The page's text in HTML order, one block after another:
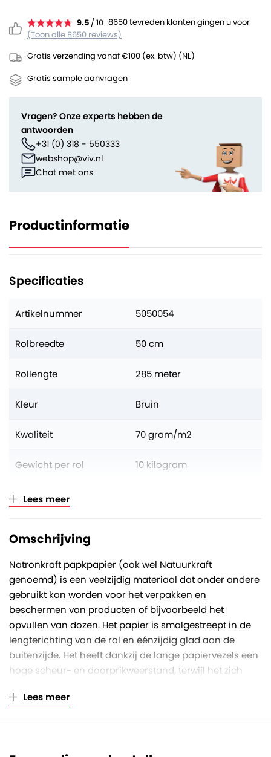
9.5 / 10 8650 tevreden klanten gingen u voor
(Toon alle 8650 reviews)
Gratis verzending vanaf €100 (ex. btw) (NL)
Gratis sampleaanvragen
Vragen? Onze experts hebben de
antwoorden
+31 (0) 318 - 550333
webshop@viv.nl
Chat met ons
Productinformatie
Specificaties
Artikelnummer 5050054
Rolbreedte 50 cm
Rollengte 285 meter
Kleur Bruin
Kwaliteit 70 gram/m2
Gewicht per rol 10 kilogram
Aantal op volle pallet
Lees meer
Omschrijving
Natronkraft papkpapier (ook wel Natuurkraft
genoemd) is een veelzijdig materiaal dat onder andere
gebruikt kan worden voor het verpakken en
beschermen van producten of bijvoorbeeld het
opvullen van dozen. Het papier is smalgestreept in de
lengterichting van de rol en éénzijdig glad aan de
buitenzijde. Het heeft dankzij de lange papiervezels een
hoge scheur- en doorprikweerstand, terwijl het zich
Deze rol heeft een rolbreedte van 50 centimeter, een
Lees meer